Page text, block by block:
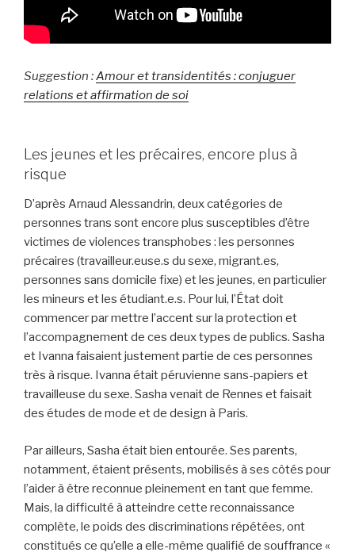
Suggestion :Amour et transidentités : conjuguer
relations et affirmation de soi
Les jeunes et les précaires, encore plus à
risque
D’après Arnaud Alessandrin, deux catégories de
personnes trans sont encore plus susceptibles d’être
victimes de violences transphobes : les personnes
précaires (travailleur.euse.s du sexe, migrant.es,
personnes sans domicile fixe) et les jeunes, en particulier
les mineurs et les étudiant.e.s. Pour lui, l’État doit
commencer par mettre l’accent sur la protection et
l’accompagnement de ces deux types de publics. Sasha
et Ivanna faisaient justement partie de ces personnes
très à risque. Ivanna était péruvienne sans-papiers et
travailleuse du sexe. Sasha venait de Rennes et faisait
des études de mode et de design à Paris.
Par ailleurs, Sasha était bien entourée. Ses parents,
notamment, étaient présents, mobilisés à ses côtés pour
l’aider à être reconnue pleinement en tant que femme.
Mais, la difficulté à atteindre cette reconnaissance
complète, le poids des discriminations répétées, ont
constitués ce qu’elle a elle-même qualifié de souffrance «